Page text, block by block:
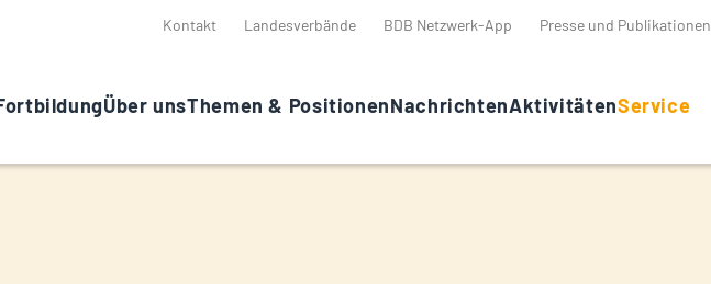
Kontakt Landesverbände BDB Netzwerk-App Presse und Publikationen
Über unsThemen & PositionenNachrichtenAktivitätenService